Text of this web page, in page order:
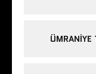
ÜMRANIYE